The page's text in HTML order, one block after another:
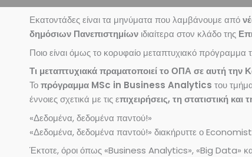
Εκατοντάδες είναι τα μηνύματα που λαμβάνουμε από
δημόσιων Πανεπιστημίων ιδιαίτερα στον κλάδο της
Ποιο είναι όμως το κορυφαίο μεταπτυχιακό πρόγραμμα
Τι μεταπτυχιακά πραματοποιεί το ΟΠΑ σε αυτή την
Τοπρόγραμμα MSc in Business Analytics του
έννοιες σχετικά με τις επιχειρήσεις, τη στατιστική και
«Δεδομένα, δεδομένα παντού!»
«Δεδομένα, δεδομένα παντού!» διακήρυττε ο Economist
Έκτοτε, όροι όπως «Business Analytics», «Big Data»